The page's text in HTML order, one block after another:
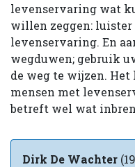
levenservaring wat
willen zeggen: luister
levenservaring. En
wegduwen; gebruik
de weg te wijzen.
mensen met
betreft wel wat
Dirk De Wachter